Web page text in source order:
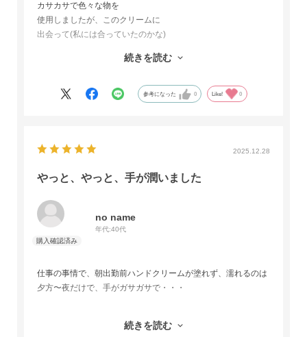
カサカサで色々な物を
使用しましたが、このクリームに
出会って(私には合っていたのかな)
続きを読む
参考になった 0 Like! 0
2025.12.28
やっと、やっと、手が潤いました
no name
年代:40代
仕事の事情で、朝出勤前ハンドクリームが塗れず、濡れるのは
夕方〜夜だけで、手がガサガサで・・・
しに・・・とこれを使ってみて初めて手のガサガサが改善して
続きを読む